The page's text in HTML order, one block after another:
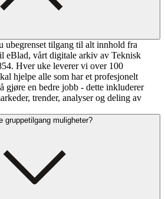
ubegrenset tilgang til alt innhold fra
eBlad, vårt digitale arkiv av Teknisk
Hver uke leverer vi over 100
hjelpe alle som har et profesjonelt
gjøre en bedre jobb - dette inkluderer
trender, analyser og deling av
gruppetilgang muligheter?